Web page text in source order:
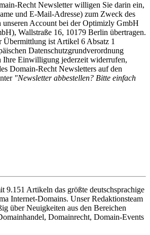
Recht Newsletter willigen Sie darin ein,
und E-Mail-Adresse) zum Zweck des
unseren Account bei der Optimizly GmbH
Wallstraße 16, 10179 Berlin übertragen.
Übermittlung ist Artikel 6 Absatz 1
Datenschutzgrundverordnung
Einwilligung jederzeit widerrufen,
Domain-Recht Newsletters auf den
"Newsletter abbestellen? Bitte einfach
9.151 Artikeln das größte deutschsprachige
Internet-Domains. Unser Redaktionsteam
über Neuigkeiten aus den Bereichen
Domainrecht, Domain-Events